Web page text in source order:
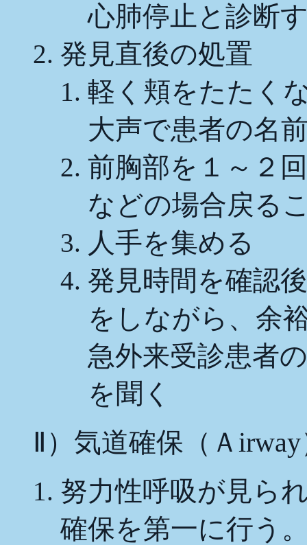
心肺停止と診断
発見直後の処置
軽く頬をたたく
大声で患者の名
前胸部を１～２
などの場合戻る
人手を集める
発見時間を確認
をしながら、余
急外来受診患者
を聞く
Ⅱ ）気道確保（Ａ
努力性呼吸が見ら
確保を第一に行う